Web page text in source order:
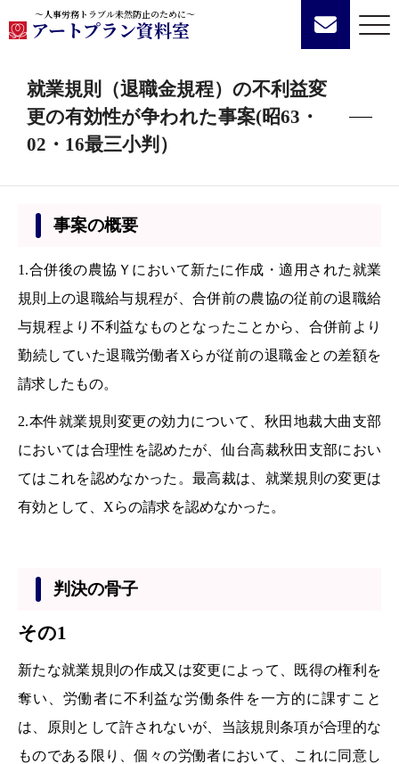
～人事労務トラブル未然防止のために～
アートプラン資料室
就業規則（退職金規程）の不利益変
更の有効性が争われた事案(昭63・
02・16最三小判）
事案の概要
1.合併後の農協Ｙにおいて新たに作成・適用された就業
規則上の退職給与規程が、合併前の農協の従前の退職給
与規程より不利益なものとなったことから、合併前より
勤続していた退職労働者Xらが従前の退職金との差額を
請求したもの。
2.本件就業規則変更の効力について、秋田地裁大曲支部
においては合理性を認めたが、仙台高裁秋田支部におい
てはこれを認めなかった。最高裁は、就業規則の変更は
有効として、Xらの請求を認めなかった。
判決の骨子
その1
新たな就業規則の作成又は変更によって、既得の権利を
奪い、労働者に不利益な労働条件を一方的に課すこと
は、原則として許されないが、当該規則条項が合理的な
ものである限り、個々の労働者において、これに同意し